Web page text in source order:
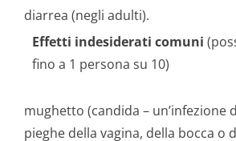
diarrea (negli adulti).
Effetti indesiderati comuni
fino a 1 persona su 10)
mughetto (candida – un’infezione
pieghe della vagina, della bocca o